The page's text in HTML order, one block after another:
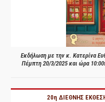
Εκδήλωση με την κ. Κατερίνα
Πέμπτη 20/3/2025 και ώρα
20η ΔΙΕΘΝΗΣ